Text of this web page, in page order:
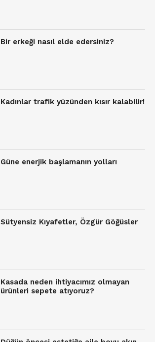
Bir erkeği nasıl elde edersiniz?
Kadınlar trafik yüzünden kısır kalabilir!
Güne enerjik başlamanın yolları
Sütyensiz Kıyafetler, Özgür Göğüsler
Kasada neden ihtiyacımız olmayan
ürünleri sepete atıyoruz?